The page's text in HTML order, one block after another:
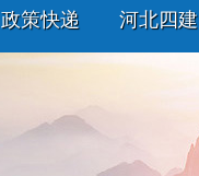
政策快递 河北四建